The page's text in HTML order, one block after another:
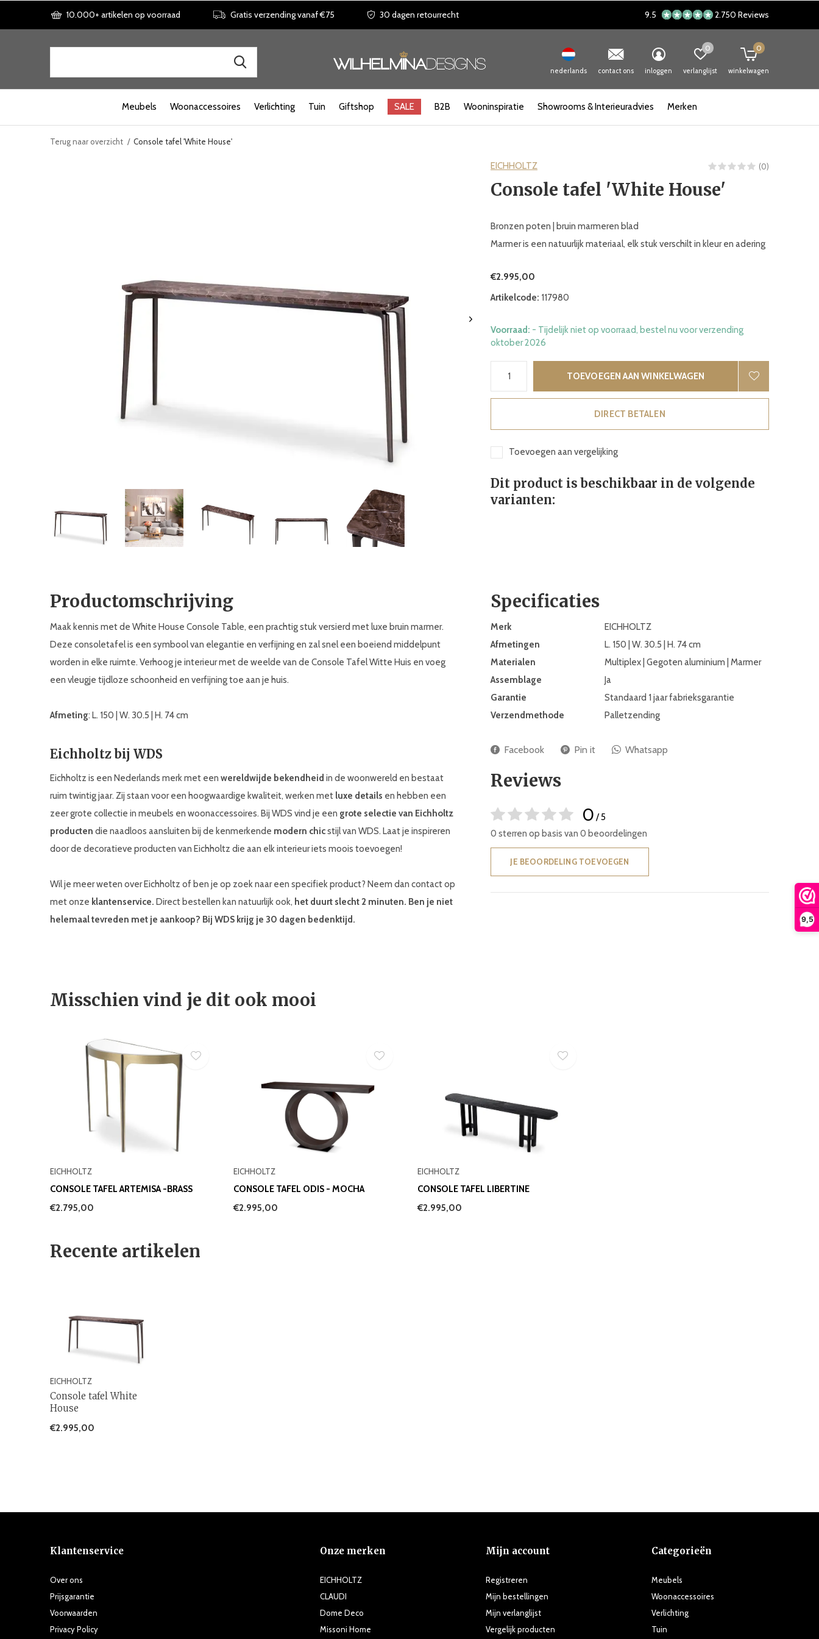
9,5
Meubels Woonaccessoires Verlichting Tuin Giftshop SALE B2B Wooninspiratie Showrooms & Interieuradvies Merken
nederlands contact ons inloggen verlanglijst
0
winkelwagen
0
10.000+ artikelen op voorraad Gratis verzending vanaf €75 30 dagen retourrecht 9.5 2.750 Reviews
Terug naar overzicht Console tafel 'White House'
EICHHOLTZ (0)
Console tafel 'White House'
Bronzen poten | bruin marmeren blad
Marmer is een natuurlijk materiaal, elk stuk verschilt in kleur en adering
€2.995,00
Artikelcode: 117980
Voorraad: - Tijdelijk niet op voorraad, bestel nu voor verzending
oktober 2026
TOEVOEGEN AAN WINKELWAGEN
DIRECT BETALEN
Toevoegen aan vergelijking
Dit product is beschikbaar in de volgende
varianten:
Productomschrijving
Maak kennis met de White House Console Table, een prachtig stuk versierd met luxe bruin marmer.
Deze consoletafel is een symbool van elegantie en verfijning en zal snel een boeiend middelpunt
worden in elke ruimte. Verhoog je interieur met de weelde van de Console Tafel Witte Huis en voeg
een vleugje tijdloze schoonheid en verfijning toe aan je huis.
Afmeting: L. 150 | W. 30.5 | H. 74 cm
Eichholtz bij WDS
Eichholtz is een Nederlands merk met een wereldwijde bekendheid in de woonwereld en bestaat
ruim twintig jaar. Zij staan voor een hoogwaardige kwaliteit, werken met luxe details en hebben een
zeer grote collectie in meubels en woonaccessoires. Bij WDS vind je een grote selectie van Eichholtz
producten die naadloos aansluiten bij de kenmerkende modern chicstijl van WDS. Laat je inspireren
door de decoratieve producten van Eichholtz die aan elk interieur iets moois toevoegen!
Wil je meer weten over Eichholtz of ben je op zoek naar een specifiek product? Neem dan contact op
met onze klantenservice. Direct bestellen kan natuurlijk ook, het duurt slecht 2 minuten. Ben je niet
helemaal tevreden met je aankoop? Bij WDS krijg je 30 dagen bedenktijd.
Specificaties
Merk
EICHHOLTZ
Afmetingen
L. 150 | W. 30.5 | H. 74 cm
Materialen
Multiplex | Gegoten aluminium | Marmer
Assemblage
Ja
Garantie
Standaard 1 jaar fabrieksgarantie
Verzendmethode
Palletzending
Facebook Pin it Whatsapp
Reviews
0 / 5
0 sterren op basis van 0 beoordelingen
JE BEOORDELING TOEVOEGEN
Misschien vind je dit ook mooi
EICHHOLTZ
CONSOLE TAFEL ARTEMISA -BRASS
€2.795,00
EICHHOLTZ
CONSOLE TAFEL ODIS - MOCHA
€2.995,00
EICHHOLTZ
CONSOLE TAFEL LIBERTINE
€2.995,00
Recente artikelen
EICHHOLTZ
Console tafel White
House
€2.995,00
Klantenservice
Over ons
Prijsgarantie
Voorwaarden
Privacy Policy
Onze merken
EICHHOLTZ
CLAUDI
Dome Deco
Missoni Home
Mijn account
Registreren
Mijn bestellingen
Mijn verlanglijst
Vergelijk producten
Categorieën
Meubels
Woonaccessoires
Verlichting
Tuin